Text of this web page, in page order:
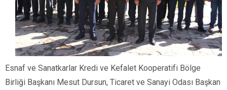
Esnaf ve Sanatkarlar Kredi ve Kefalet Kooperatifi Bölge
Birliği Başkanı Mesut Dursun, Ticaret ve Sanayi Odası Başkan